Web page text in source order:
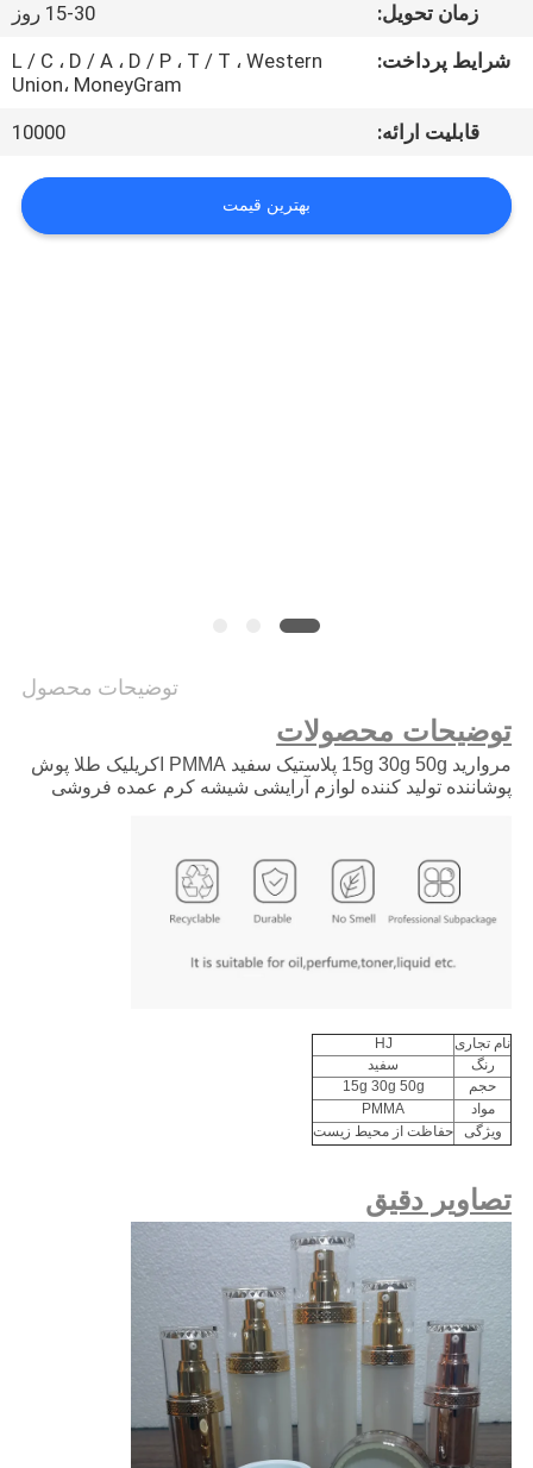
تماس
بگیرید
نقل
قول
زمان تحویل:
15-30 روز
شرایط پرداخت:
L / C ، D / A ، D / P ، T / T ، Western
Union، MoneyGram
قابلیت ارائه:
10000
بهترین قیمت
توضیحات محصول
توضیحات محصولات
مروارید 15g 30g 50g پلاستیک سفید PMMA اکریلیک طلا پوش
پوشاننده تولید کننده لوازم آرایشی شیشه کرم عمده فروشی
نام تجاری
HJ
رنگ
سفید
حجم
15g 30g 50g
مواد
PMMA
ویژگی
حفاظت از محیط زیست
تصاویر دقیق